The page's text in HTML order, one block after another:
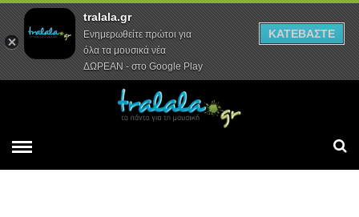
Αρχική Συνεντεύξεις Ρεπορτάζ
tralala.gr
Ενημερωθείτε πρώτοι για
όλα τα μουσικά νέα
ΔΩΡΕΑΝ - στο Google Play
ΚΑΤΕΒΑΣΤΕ